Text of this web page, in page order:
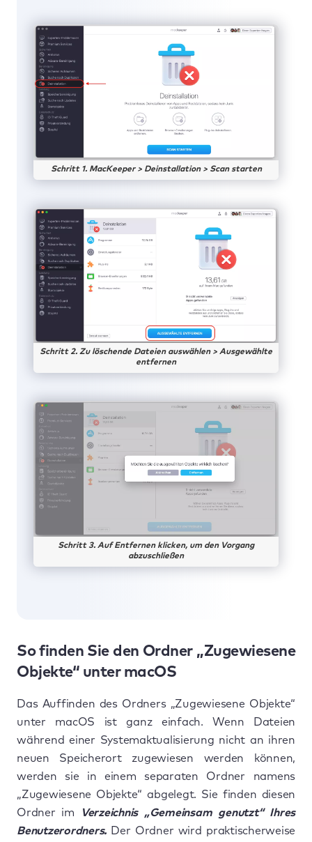
Schritt 1. MacKeeper > Deinstallation > Scan starten
Schritt 2. Zu löschende Dateien auswählen > Ausgewählte
entfernen
Schritt 3. Auf Entfernen klicken, um den Vorgang
abzuschließen
So finden Sie den Ordner „Zugewiesene
Objekte“ unter macOS
Das Auffinden des Ordners „Zugewiesene Objekte“
unter macOS ist ganz einfach. Wenn Dateien
während einer Systemaktualisierung nicht an ihren
neuen Speicherort zugewiesen werden können,
werden sie in einem separaten Ordner namens
„Zugewiesene Objekte“ abgelegt. Sie finden diesen
Ordner im
Verzeichnis „Gemeinsam genutzt“ Ihres
Benutzerordners. Der Ordner wird praktischerweise